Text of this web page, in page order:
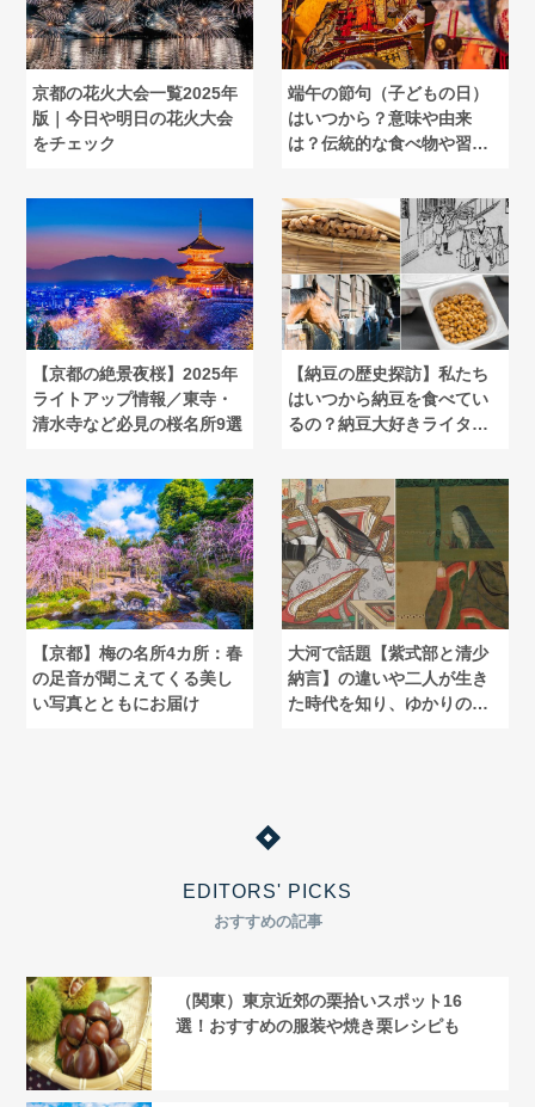
京都の花火大会一覧2025年
版｜今日や明日の花火大会
をチェック
端午の節句（子どもの日）
はいつから？意味や由来
は？伝統的な食べ物や習慣
【京都の絶景夜桜】2025年
ライトアップ情報／東寺・
清水寺など必見の桜名所9選
【納豆の歴史探訪】私たち
はいつから納豆を食べてい
るの？納豆大好きライター
【京都】梅の名所4カ所：春
の足音が聞こえてくる美し
い写真とともにお届け
大河で話題【紫式部と清少
納言】の違いや二人が生き
た時代を知り、ゆかりの地
EDITORS' PICKS
おすすめの記事
（関東）東京近郊の栗拾いスポット16
選！おすすめの服装や焼き栗レシピも